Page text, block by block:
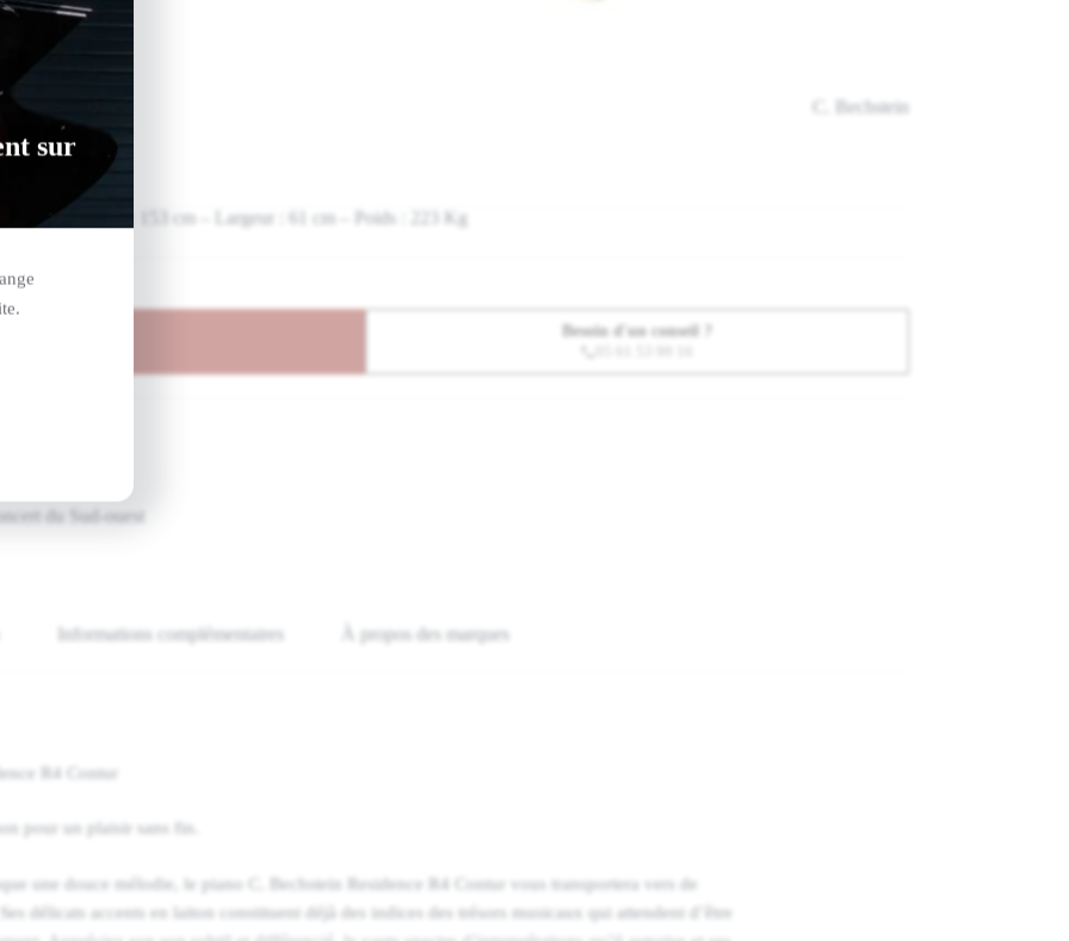
sur
C. Bechstein
– Longueur : 153 cm – Largeur : 61 cm – Poids : 223 Kg
Besoin d'un conseil ?
du Sud-ouest
Informations complémentaires À propos des marques
R4 Contur
pour un plaisir sans fin.
une douce mélodie, le piano C. Bechstein Residence R4 Contur vous transportera vers de
délicats accents en laiton constituent déjà des indices des trésors musicaux qui attendent d’être